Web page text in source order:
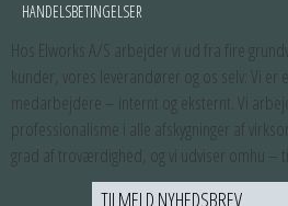
HANDELSBETINGELSER
Hos Elworks A/S arbejder vi ud fra fire
kunder, vores leverandører og os selv: Vi er
medarbejdere – internt og eksternt. Vi
professionalisme i alle afskygninger af
grad af troværdighed, og vi udviser omhu –
TILMELD NYHEDSBREV